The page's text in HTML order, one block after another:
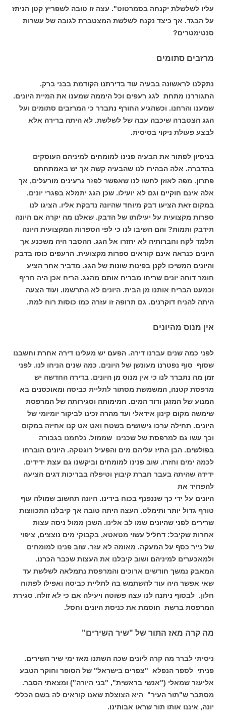
עליו לשלשלת יקנחה בסמרטוט". עצה זו טובה לשפריץ קטן הניתז
על הבגד. אך כיצד נקנח לשלשת המצטברת לגובה של עשרות
סנטימטרים?
מרזבים סתומים
נתקלנו לראשונה בבעיה עוד בדירתנו הקודמת בבני ברק.
התגוררנו מתחת לגג רעפים וכל היממה שמענו את המיית היונים.
שמענו והרחנו. וכשהגיע החורף נתברר כי המרזבים סתומים ועל
הגג הצטברה שיכבה עבה של לשלשת. לא היתה ברירה אלא
לבצע פעולת ניקוי בסיסית.
בניסיון לפתור את הבעיה פנינו למומחים למיניהם העוסקים
בהדברה. אלה הבהירו לנו שהבעיה קשה אך יש באמתחתם
פתרון. מפה לאוזן לחשו לנו שאפשר לפזר גרעינים מורעלים, אך
אלה אינם חוקיים וגם לא יועילו. שכן הגג יתמלא בפגרי יונים.
במקום זאת הציעו דבק מיוחד שהיונה נדבקת אליו. הציגו לנו
ספרות מקצועית על יעילותו של הדבק. שאלנו מה יקרה אם היונה
תידבק ותמות? והם השיבו לנו כי לפי הספרות המקצועית היונה
תלמד לקח וחברותיה לא יחזרו אל הגג. ההסבר היה משכנע אך
היונים כנראה אינם קוראים ספרות מקצועית. הרעפים כוסו בדבק
והיונים המשיכו לקנן בפינות שונות של הגג. מדביר אחר הציע
חומר דוחה יונים שריחו מבריח אותם מהגג. הריח אכן היה חריף
וכמעט הבריח אותנו מן הבית. היונים לא התרשמו. ועוד הצעה
היתה להניח דוקרנים. גם תרופה זו עזרה כמו כוסות רוח למת.
אין מנוס מהיונים
לפני כמה שנים עברנו דירה. הפעם יש מעלינו דירה אחרת וחשבנו
שסוף סוף נפטרנו מעונשן של היונים. כמה שנים הניחו לנו. לפני
זמן מה נתברר לנו כי אין מנוס מן היונים. בדירה החדשה יש
מרפסת קטנה, המשמשת מסתור לתליית כביסה ומאוכסנים בא
המנוע של המזגן ודוד המים. חמימותה וסגירותה של המרפסת
שימשה מקום קינון אידאלי ועד מהרה זכינו לביקור יומיומי של
היונים. תחילה ערכו גישושים בשטח ואט אט קנו אחיזה במקום
וכך עשו גם למרפסת של שכנינו שממול. נלחמנו בגבורה
בפולשים. הבן התיז עליהם מים והפעיל רוגטקה. היונים הוברחו
לכמה ימים וחזרו. שוב פנינו למומחים וביקשנו גם עצת ידידים.
ידידה שהיתה בעבר חברת קיבוץ וטיפלה בבריכות דגים הציעה
להפחיד את
היונים על ידי כך שננפנף בכוח בידינו. היונה תחשוב שמולה עוף
טורף גדול יותר ותימלט. העצה היתה טובה אך קיבלנו התכווצות
שרירים לפני שהיונים שמו לב אלינו. השכן ממול ניסה עצות
אחרות שקיבל: דחליל עשוי מטאטא, בקבוקי מים נוצצים, ציפוי
של נייר כסף על המעקה. מאומה לא עזר. שוב פנינו למומחים
ולמאכערים למיניהם ושוב קיבלנו את העצות שכבר הכרנו.
המאבק נמשך חודשים ארוכים והמרפסת נתמלאה לשלשת עד
שאי אפשר היה עוד להשתמש בה לתליית כביסה ואפילו לפתוח
חלון. לבסוף ניתנה לנו עצה פשוטה ויעילה אם כי לא זולה. סגירת
המרפסת ברשת חוסמת את כניסת היונים וחסל.
מה קרה מאז התור של "שיר השירים"
ניסיתי לברר מה קרה ליונים שכה השתנו מאז ימי שיר השירים.
פניתי לספר הנפלא "צפרים בישראל" של הסופר וחוקר הטבע
אליעזר שמאלי ("אנשי בראשית", "בני היורה") ומצאתי הסבר.
מסתבר ש"תור העיר" היא הצוצלת שאנו קוראים לה בשם הכללי
יונה, איננו אותו תור שראו אבותינו.